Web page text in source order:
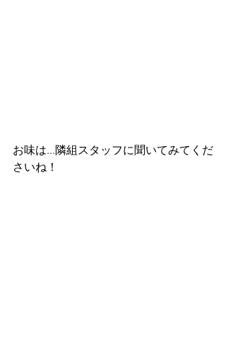
お味は...隣組スタッフに聞いてみてくだ
さいね！